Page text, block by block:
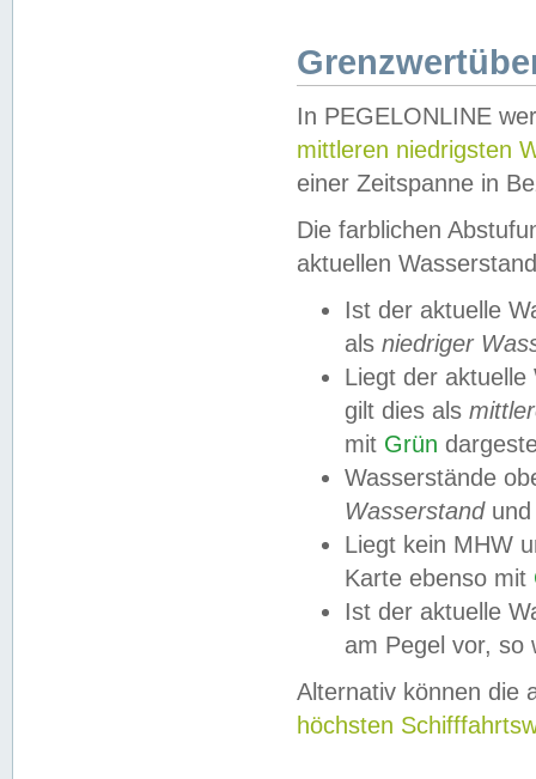
In PEGELONLINE
mittleren niedrigsten
einer Zeitspanne in
Die farblichen
aktuellen
Ist der aktuelle
als niedriger
Liegt der
gilt dies als
mit Grün
Wasserstände
Wasserstandund
Liegt kein MHW
Karte ebenso mit
Ist der aktuelle
am Pegel vor,
Alternativ können die
höchsten